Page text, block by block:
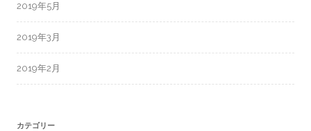
2019年5月
2019年3月
2019年2月
カテゴリー